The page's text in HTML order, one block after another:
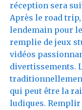
réception sera
Après le road trip,
lendemain pour
remplie de jeux
vidéos
divertissements.
qui peut être la
ludiques. Remplir